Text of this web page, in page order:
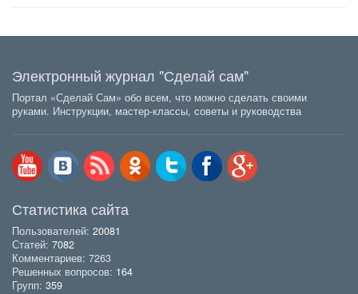
Электронный журнал "Сделай сам"
Портал «Сделай Сам» обо всем, что можно сделать своими
руками. Инструкции, мастер-классы, советы и руководства
Статистика сайта
Пользователей: 20081
Статей: 7082
Комментариев: 7263
Решенных вопросов: 164
Групп: 359